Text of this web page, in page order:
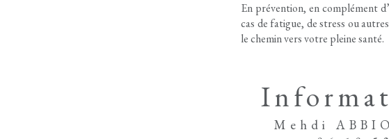
En prévention, en complément
cas de fatigue, de stress ou
le chemin vers votre pleine santé.
Mehdi